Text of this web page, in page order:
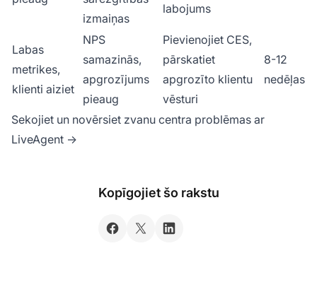
izmaiņas
labojums
Labas
metrikes,
klienti aiziet
NPS
samazinās,
apgrozījums
pieaug
Pievienojiet CES,
pārskatiet
apgrozīto klientu
vēsturi
8-12
nedēļas
Sekojiet un novērsiet zvanu centra problēmas ar
LiveAgent →
Kopīgojiet šo rakstu